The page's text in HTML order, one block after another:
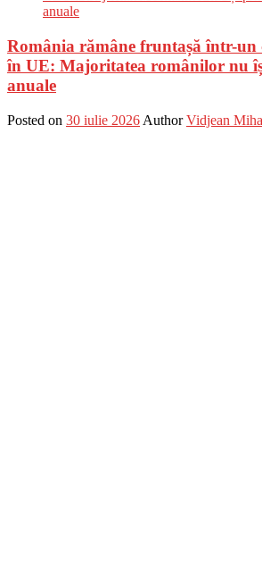
România rămâne fruntașă într-un
în UE: Majoritatea românilor nu
anuale
Posted on 30 iulie 2026 Author Vidjean